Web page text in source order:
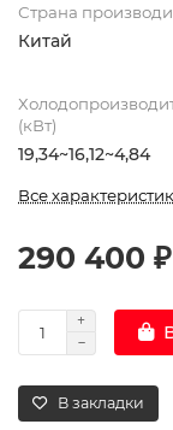
Страна
Китай
(кВт)
19,34~16,12~4,84
Все
290 400 ₽
В закладки